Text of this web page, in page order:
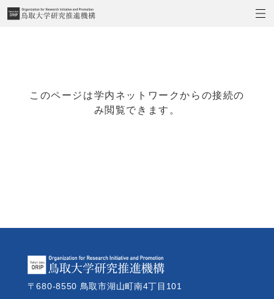
このページは学内ネットワークからの接続の
み閲覧できます。
〒680-8550 鳥取市湖山町南4丁目101